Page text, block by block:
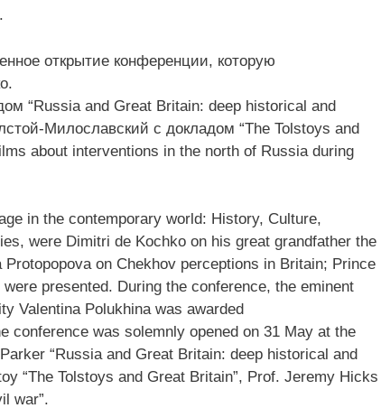
открытие конференции, которую
“Russia and Great Britain: deep historical and
Милославский с докладом “The Tolstoys and
about interventions in the north of Russia during
in the contemporary world: History, Culture,
were Dimitri de Kochko on his great grandfather the
on Chekhov perceptions in Britain; Prince
presented. During the conference, the eminent
Valentina Polukhina was awarded
conference was solemnly opened on 31 May at the
“Russia and Great Britain: deep historical and
“The Tolstoys and Great Britain”, Prof. Jeremy Hicks
war”.